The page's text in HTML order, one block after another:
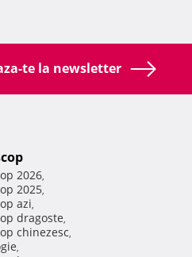
te la newsletter
2026,
2025,
azi,
dragoste,
chinezesc,
,